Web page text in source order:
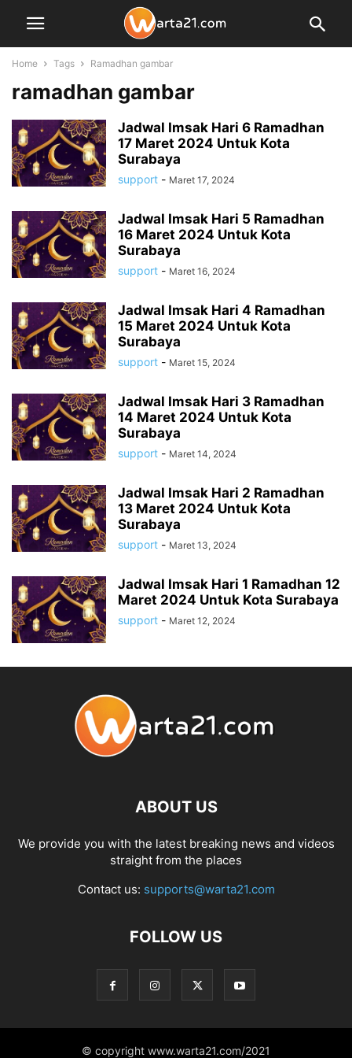
Home Tags Ramadhan gambar
ramadhan gambar
Jadwal Imsak Hari 6 Ramadhan
17 Maret 2024 Untuk Kota
Surabaya
support - Maret 17, 2024
Jadwal Imsak Hari 5 Ramadhan
16 Maret 2024 Untuk Kota
Surabaya
support - Maret 16, 2024
Jadwal Imsak Hari 4 Ramadhan
15 Maret 2024 Untuk Kota
Surabaya
support - Maret 15, 2024
Jadwal Imsak Hari 3 Ramadhan
14 Maret 2024 Untuk Kota
Surabaya
support - Maret 14, 2024
Jadwal Imsak Hari 2 Ramadhan
13 Maret 2024 Untuk Kota
Surabaya
support - Maret 13, 2024
Jadwal Imsak Hari 1 Ramadhan 12
Maret 2024 Untuk Kota Surabaya
support - Maret 12, 2024
ABOUT US
We provide you with the latest breaking news and videos
straight from the places
Contact us: supports@warta21.com
FOLLOW US
© copyright www.warta21.com/2021